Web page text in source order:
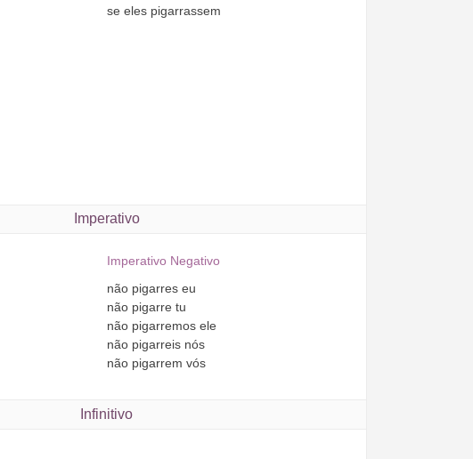
se elespigarrassem
Imperativo
Imperativo Negativo
nãopigarres eu
nãopigarre tu
nãopigarremos ele
nãopigarreis nós
nãopigarrem vós
Infinitivo